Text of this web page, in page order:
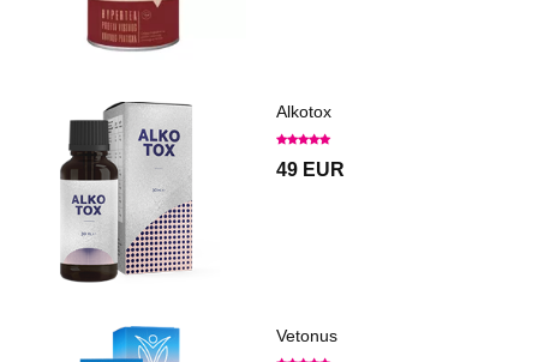
Alkotox
49 EUR
Vetonus